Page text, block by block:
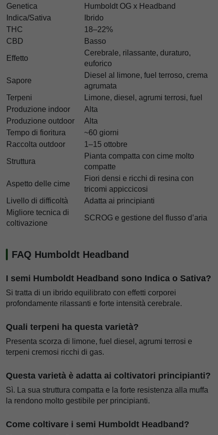
Genetica
Humboldt OG x Headband
Indica/Sativa
Ibrido
THC
18–22%
CBD
Basso
Effetto
Cerebrale, rilassante, duraturo,
euforico
Sapore
Diesel al limone, fuel terroso, crema
agrumata
Terpeni
Limone, diesel, agrumi terrosi, fuel
Produzione indoor
Alta
Produzione outdoor
Alta
Tempo di fioritura
~60 giorni
Raccolta outdoor
1–15 ottobre
Struttura
Pianta compatta con cime molto
compatte
Aspetto delle cime
Fiori densi e ricchi di resina con
tricomi appiccicosi
Livello di difficoltà
Adatta ai principianti
Migliore tecnica di
coltivazione
SCROG e gestione del flusso d’aria
FAQ Humboldt Headband
I semi Humboldt Headband sono Indica o Sativa?
Si tratta di un ibrido equilibrato con effetti corporei
profondamente rilassanti e forte intensità cerebrale.
Quali terpeni ha questa varietà?
Presenta scorza di limone, fuel diesel, agrumi terrosi e
terpeni cremosi ricchi di gas.
Questa varietà è adatta ai coltivatori principianti?
Sì. La sua struttura compatta e la forte resistenza alla muffa
la rendono molto gestibile per principianti.
Come coltivare i semi Humboldt Headband?